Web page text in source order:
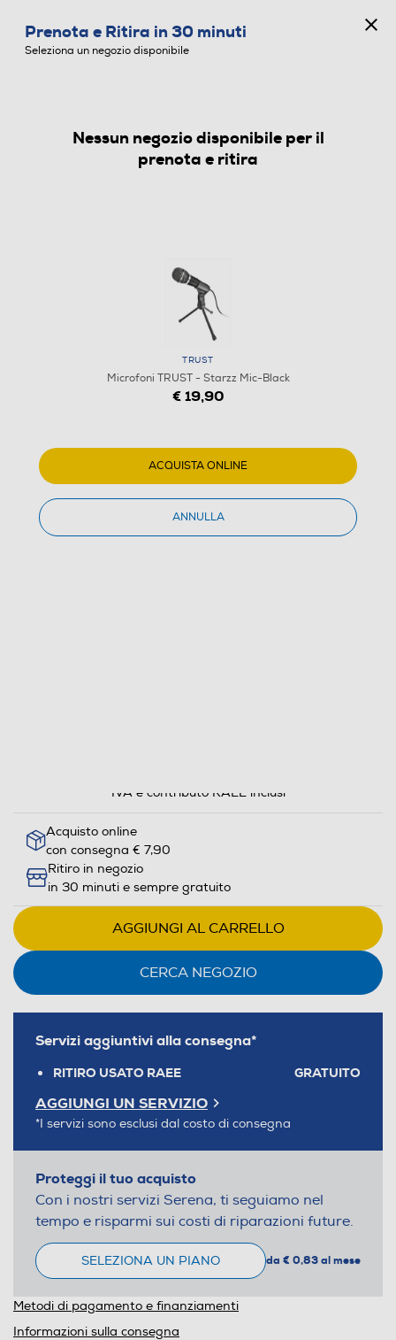
MICROFONI
IVA e contributo RAEE inclusi
Acquisto online
con consegna € 7,90
Ritiro in negozio
in 30 minuti e sempre gratuito
AGGIUNGI AL CARRELLO
CERCA NEGOZIO
Servizi aggiuntivi alla consegna*
RITIRO USATO RAEE GRATUITO
AGGIUNGI UN SERVIZIO
*I servizi sono esclusi dal costo di consegna
Proteggi il tuo acquisto
Con i nostri servizi Serena, ti seguiamo nel
tempo e risparmi sui costi di riparazioni future.
SELEZIONA UN PIANO da € 0,83 al mese
Metodi di pagamento e finanziamenti
Informazioni sulla consegna
Prenota e Ritira in 30 minuti
Seleziona un negozio disponibile
Nessun negozio disponibile per il
prenota e ritira
TRUST
Microfoni TRUST - Starzz Mic-Black
€ 19,90
ACQUISTA ONLINE
ANNULLA